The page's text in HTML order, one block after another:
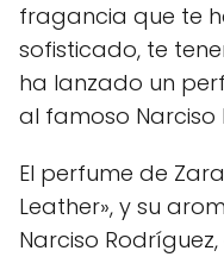
fragancia que te
sofisticado, te
ha lanzado un
al famoso Narciso
El perfume de
Leather», y su
Narciso